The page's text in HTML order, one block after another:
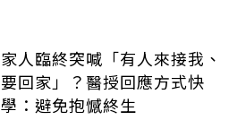
家人臨終突喊「有人來接我、
要回家」？醫授回應方式快
學：避免抱憾終生